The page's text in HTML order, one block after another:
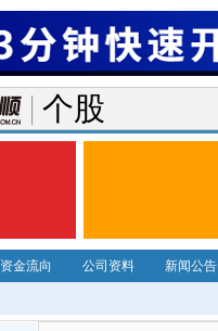
个股
资金流向 公司资料 新闻公告